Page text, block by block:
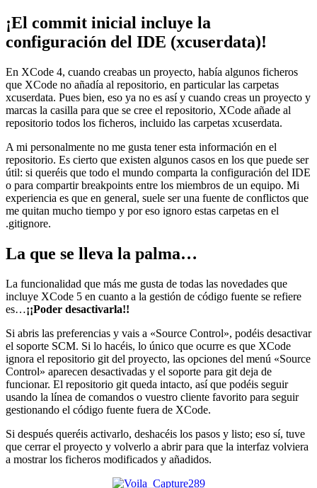
¡El commit inicial incluye la
configuración del IDE (xcuserdata)!
En XCode 4, cuando creabas un proyecto, había algunos ficheros
que XCode no añadía al repositorio, en particular las carpetas
xcuserdata. Pues bien, eso ya no es así y cuando creas un proyecto y
marcas la casilla para que se cree el repositorio, XCode añade al
repositorio todos los ficheros, incluido las carpetas xcuserdata.
A mi personalmente no me gusta tener esta información en el
repositorio. Es cierto que existen algunos casos en los que puede ser
útil: si queréis que todo el mundo comparta la configuración del IDE
o para compartir breakpoints entre los miembros de un equipo. Mi
experiencia es que en general, suele ser una fuente de conflictos que
me quitan mucho tiempo y por eso ignoro estas carpetas en el
.gitignore.
La que se lleva la palma…
La funcionalidad que más me gusta de todas las novedades que
incluye XCode 5 en cuanto a la gestión de código fuente se refiere
es…¡¡Poder desactivarla!!
Si abris las preferencias y vais a «Source Control», podéis desactivar
el soporte SCM. Si lo hacéis, lo único que ocurre es que XCode
ignora el repositorio git del proyecto, las opciones del menú «Source
Control» aparecen desactivadas y el soporte para git deja de
funcionar. El repositorio git queda intacto, así que podéis seguir
usando la línea de comandos o vuestro cliente favorito para seguir
gestionando el código fuente fuera de XCode.
Si después queréis activarlo, deshacéis los pasos y listo; eso sí, tuve
que cerrar el proyecto y volverlo a abrir para que la interfaz volviera
a mostrar los ficheros modificados y añadidos.